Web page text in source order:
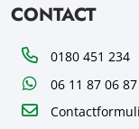
CONTACT
Telefoon0180 451 234
WhatsApp06 11 87 06 87